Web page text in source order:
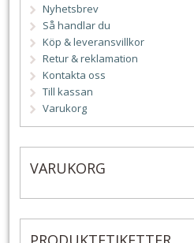
Nyhetsbrev
Så handlar du
Köp & leveransvillkor
Retur & reklamation
Kontakta oss
Till kassan
Varukorg
VARUKORG